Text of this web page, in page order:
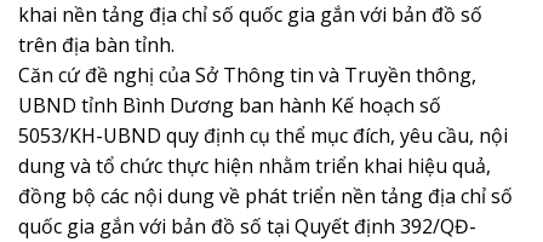
khai nền tảng địa chỉ số quốc gia gắn với bản đồ số
trên địa bàn tỉnh.
Căn cứ đề nghị của Sở Thông tin và Truyền thông,
UBND tỉnh Bình Dương ban hành Kế hoạch số
5053/KH-UBND quy định cụ thể mục đích, yêu cầu, nội
dung và tổ chức thực hiện nhằm triển khai hiệu quả,
đồng bộ các nội dung về phát triển nền tảng địa chỉ số
quốc gia gắn với bản đồ số tại Quyết định 392/QĐ-